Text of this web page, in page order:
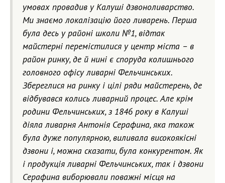
умовах провадив у Калуші дзвоноливарство.
Ми знаємо локалізацію його ливарень. Перша
була десь у районі школи №1, відтак
майстерні перемістилися у центр міста – в
район ринку, де й нині є споруда колишнього
головного офісу ливарні Фельчинських.
Збереглися на ринку і цілі ряди майстерень, де
відбувався колись ливарний процес. Але крім
родини Фельчинських, з 1846 року в Калуші
діяла ливарня Антонія Серафина, яка також
була дуже популярною, виливала високоякісні
дзвони і, можна сказати, була конкурентом. Як
і продукція ливарні Фельчинських, так і дзвони
Серафина виборювали поважні місця на